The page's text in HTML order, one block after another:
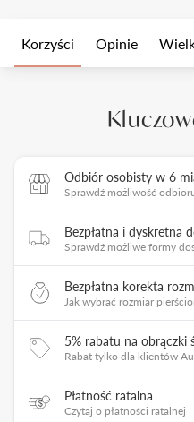
Korzyści Opinie
Odbiór osobisty w 6
Sprawdź możliwość
Bezpłatna i dyskretna
Sprawdź możliwe formy
Bezpłatna korekta
Jak wybrać rozmiar
5% rabatu na obrączki
Rabat tylko dla klientów
Płatność ratalna
Czytaj o płatności ratalnej